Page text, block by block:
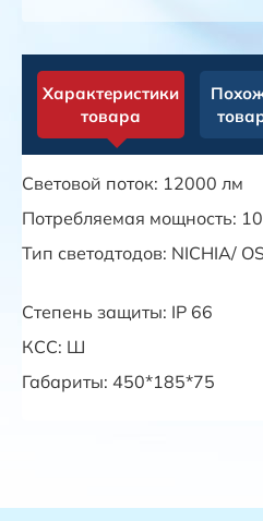
Характеристики
товара
Световой поток: 12000 лм
Потребляемая мощность:
Тип светодтодов: NICHIA/
Степень
КСС: Ш
Габариты: 450*185*75